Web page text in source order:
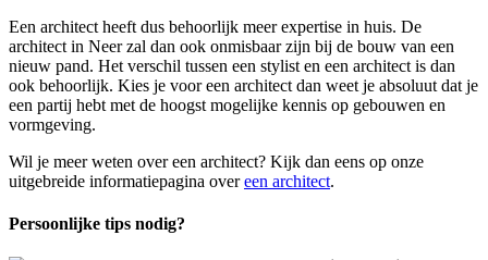
Een architect heeft dus behoorlijk meer expertise in huis. De
architect in Neer zal dan ook onmisbaar zijn bij de bouw van een
nieuw pand. Het verschil tussen een stylist en een architect is dan
ook behoorlijk. Kies je voor een architect dan weet je absoluut dat je
een partij hebt met de hoogst mogelijke kennis op gebouwen en
vormgeving.
Wil je meer weten over een architect? Kijk dan eens op onze
uitgebreide informatiepagina overeen architect.
Persoonlijke tips nodig?